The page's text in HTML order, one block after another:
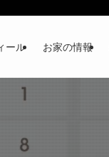
ール お家の情報